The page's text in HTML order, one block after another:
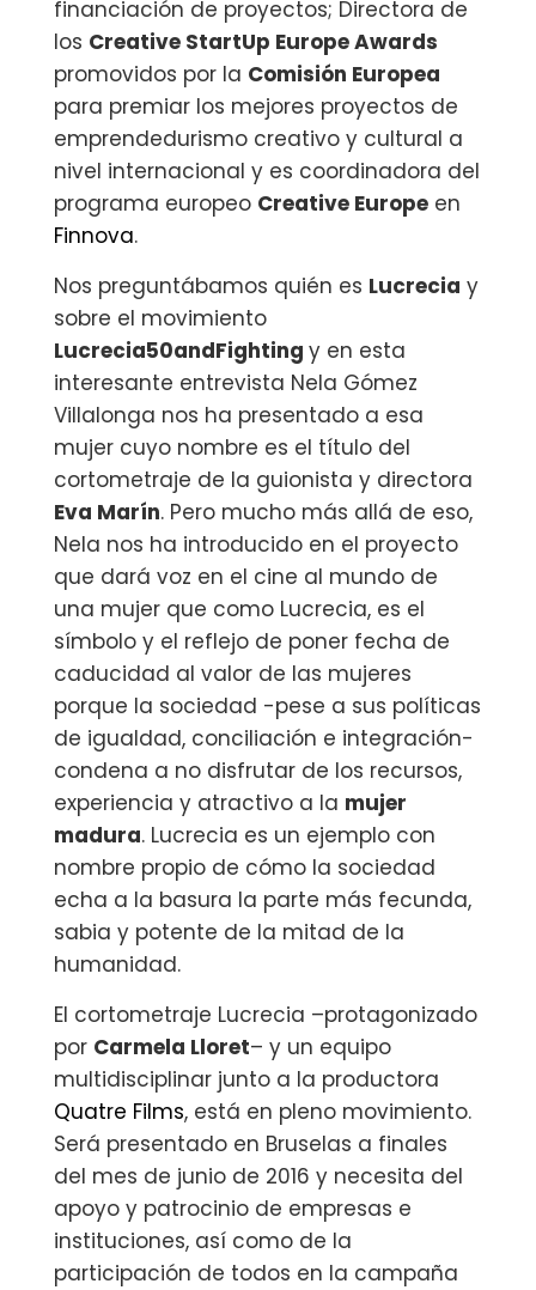
financiación de proyectos; Directora de
los Creative StartUp Europe Awards
promovidos por la Comisión Europea
para premiar los mejores proyectos de
emprendedurismo creativo y cultural a
nivel internacional y es coordinadora del
programa europeo Creative Europe en
Finnova.
Nos preguntábamos quién es Lucrecia y
sobre el movimiento
Lucrecia50andFighting y en esta
interesante entrevista Nela Gómez
Villalonga nos ha presentado a esa
mujer cuyo nombre es el título del
cortometraje de la guionista y directora
Eva Marín. Pero mucho más allá de eso,
Nela nos ha introducido en el proyecto
que dará voz en el cine al mundo de
una mujer que como Lucrecia, es el
símbolo y el reflejo de poner fecha de
caducidad al valor de las mujeres
porque la sociedad -pese a sus políticas
de igualdad, conciliación e integración-
condena a no disfrutar de los recursos,
experiencia y atractivo a la mujer
madura. Lucrecia es un ejemplo con
nombre propio de cómo la sociedad
echa a la basura la parte más fecunda,
sabia y potente de la mitad de la
humanidad.
El cortometraje Lucrecia –protagonizado
por Carmela Lloret– y un equipo
multidisciplinar junto a la productora
Quatre Films, está en pleno movimiento.
Será presentado en Bruselas a finales
del mes de junio de 2016 y necesita del
apoyo y patrocinio de empresas e
instituciones, así como de la
participación de todos en la campaña